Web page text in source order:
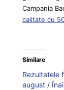
Campania
calitate cu
Similare
Rezultatele
august /